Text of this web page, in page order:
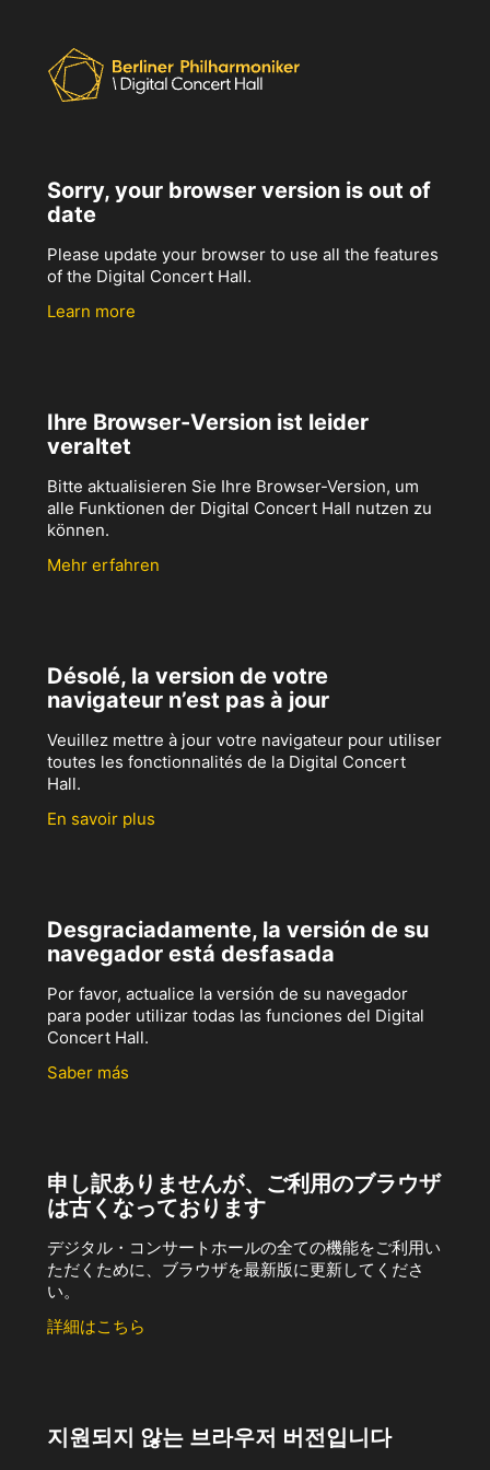
Sorry, your browser version is out of
date
Please update your browser to use all the features
of the Digital Concert Hall.
Learn more
Ihre Browser-Version ist leider
veraltet
Bitte aktualisieren Sie Ihre Browser-Version, um
alle Funktionen der Digital Concert Hall nutzen zu
können.
Mehr erfahren
Désolé, la version de votre
navigateur n’est pas à jour
Veuillez mettre à jour votre navigateur pour utiliser
toutes les fonctionnalités de la Digital Concert
Hall.
En savoir plus
Desgraciadamente, la versión de su
navegador está desfasada
Por favor, actualice la versión de su navegador
para poder utilizar todas las funciones del Digital
Concert Hall.
Saber más
申し訳ありませんが、ご利用のブラウザ
は古くなっております
デジタル・コンサートホールの全ての機能をご利用い
ただくために、ブラウザを最新版に更新してくださ
い。
詳細はこちら
지원되지 않는 브라우저 버전입니다